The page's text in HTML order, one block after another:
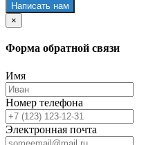
Написать нам
×
Форма обратной связи
Имя
Номер телефона
Электронная почта